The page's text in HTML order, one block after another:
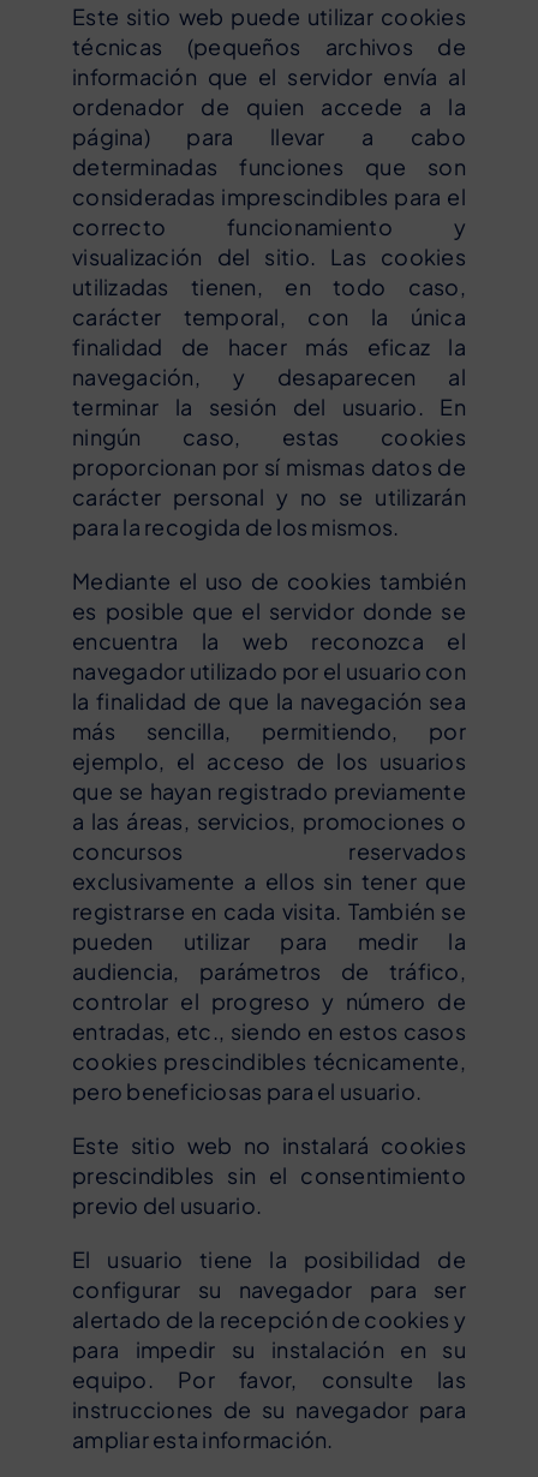
Este sitio web puede utilizar cookies
técnicas (pequeños archivos de
información que el servidor envía al
ordenador de quien accede a la
página) para llevar a cabo
determinadas funciones que son
consideradas imprescindibles para el
correcto funcionamiento y
visualización del sitio. Las cookies
utilizadas tienen, en todo caso,
carácter temporal, con la única
finalidad de hacer más eficaz la
navegación, y desaparecen al
terminar la sesión del usuario. En
ningún caso, estas cookies
proporcionan por sí mismas datos de
carácter personal y no se utilizarán
para la recogida de los mismos.
Mediante el uso de cookies también
es posible que el servidor donde se
encuentra la web reconozca el
navegador utilizado por el usuario con
la finalidad de que la navegación sea
más sencilla, permitiendo, por
ejemplo, el acceso de los usuarios
que se hayan registrado previamente
a las áreas, servicios, promociones o
concursos reservados
exclusivamente a ellos sin tener que
registrarse en cada visita. También se
pueden utilizar para medir la
audiencia, parámetros de tráfico,
controlar el progreso y número de
entradas, etc., siendo en estos casos
cookies prescindibles técnicamente,
pero beneficiosas para el usuario.
Este sitio web no instalará cookies
prescindibles sin el consentimiento
previo del usuario.
El usuario tiene la posibilidad de
configurar su navegador para ser
alertado de la recepción de cookies y
para impedir su instalación en su
equipo. Por favor, consulte las
instrucciones de su navegador para
ampliar esta información.